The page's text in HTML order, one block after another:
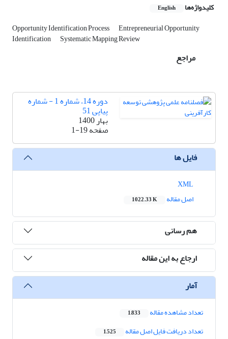
کلیدواژه‌ها English
Opportunity Identification Process Entrepreneurial Opportunity
Identification Systematic Mapping Review
مراجع
دوره 14، شماره 1 - شماره
پیاپی 51
بهار 1400
صفحه1-19
فایل ها
اصل مقاله
1022.33 K
هم رسانی
ارجاع به این مقاله
آمار
تعداد مشاهده مقاله 1,833
تعداد دریافت فایل اصل مقاله 1,525